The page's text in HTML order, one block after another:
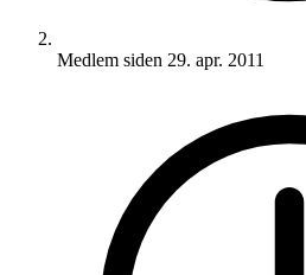
Medlem siden 29. apr. 2011